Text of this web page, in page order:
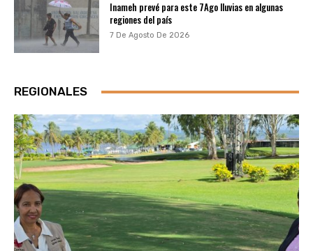
Inameh prevé para este 7Ago lluvias en algunas
regiones del país
7 De Agosto De 2026
REGIONALES